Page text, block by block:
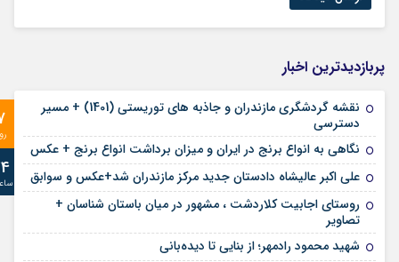
پربازدیدترین اخبار
نقشه گردشگری مازندران و جاذبه های توریستی (1401) + مسیر
دسترسی
نگاهی به انواع برنج در ایران و میزان برداشت انواع برنج + عکس
علی‌ اکبر عالیشاه دادستان جدید مرکز مازندران شد+عکس و سوابق
روستای اجابیت کلاردشت ، مشهور در میان باستان شناسان +
تصاویر
شهید محمود رادمهر؛ از بنایی تا دیده‌بانی